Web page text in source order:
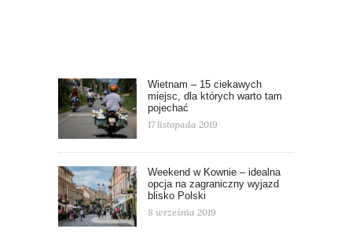
Wietnam – 15 ciekawych
miejsc, dla których warto tam
pojechać
17 listopada 2019
Weekend w Kownie – idealna
opcja na zagraniczny wyjazd
blisko Polski
8 września 2019